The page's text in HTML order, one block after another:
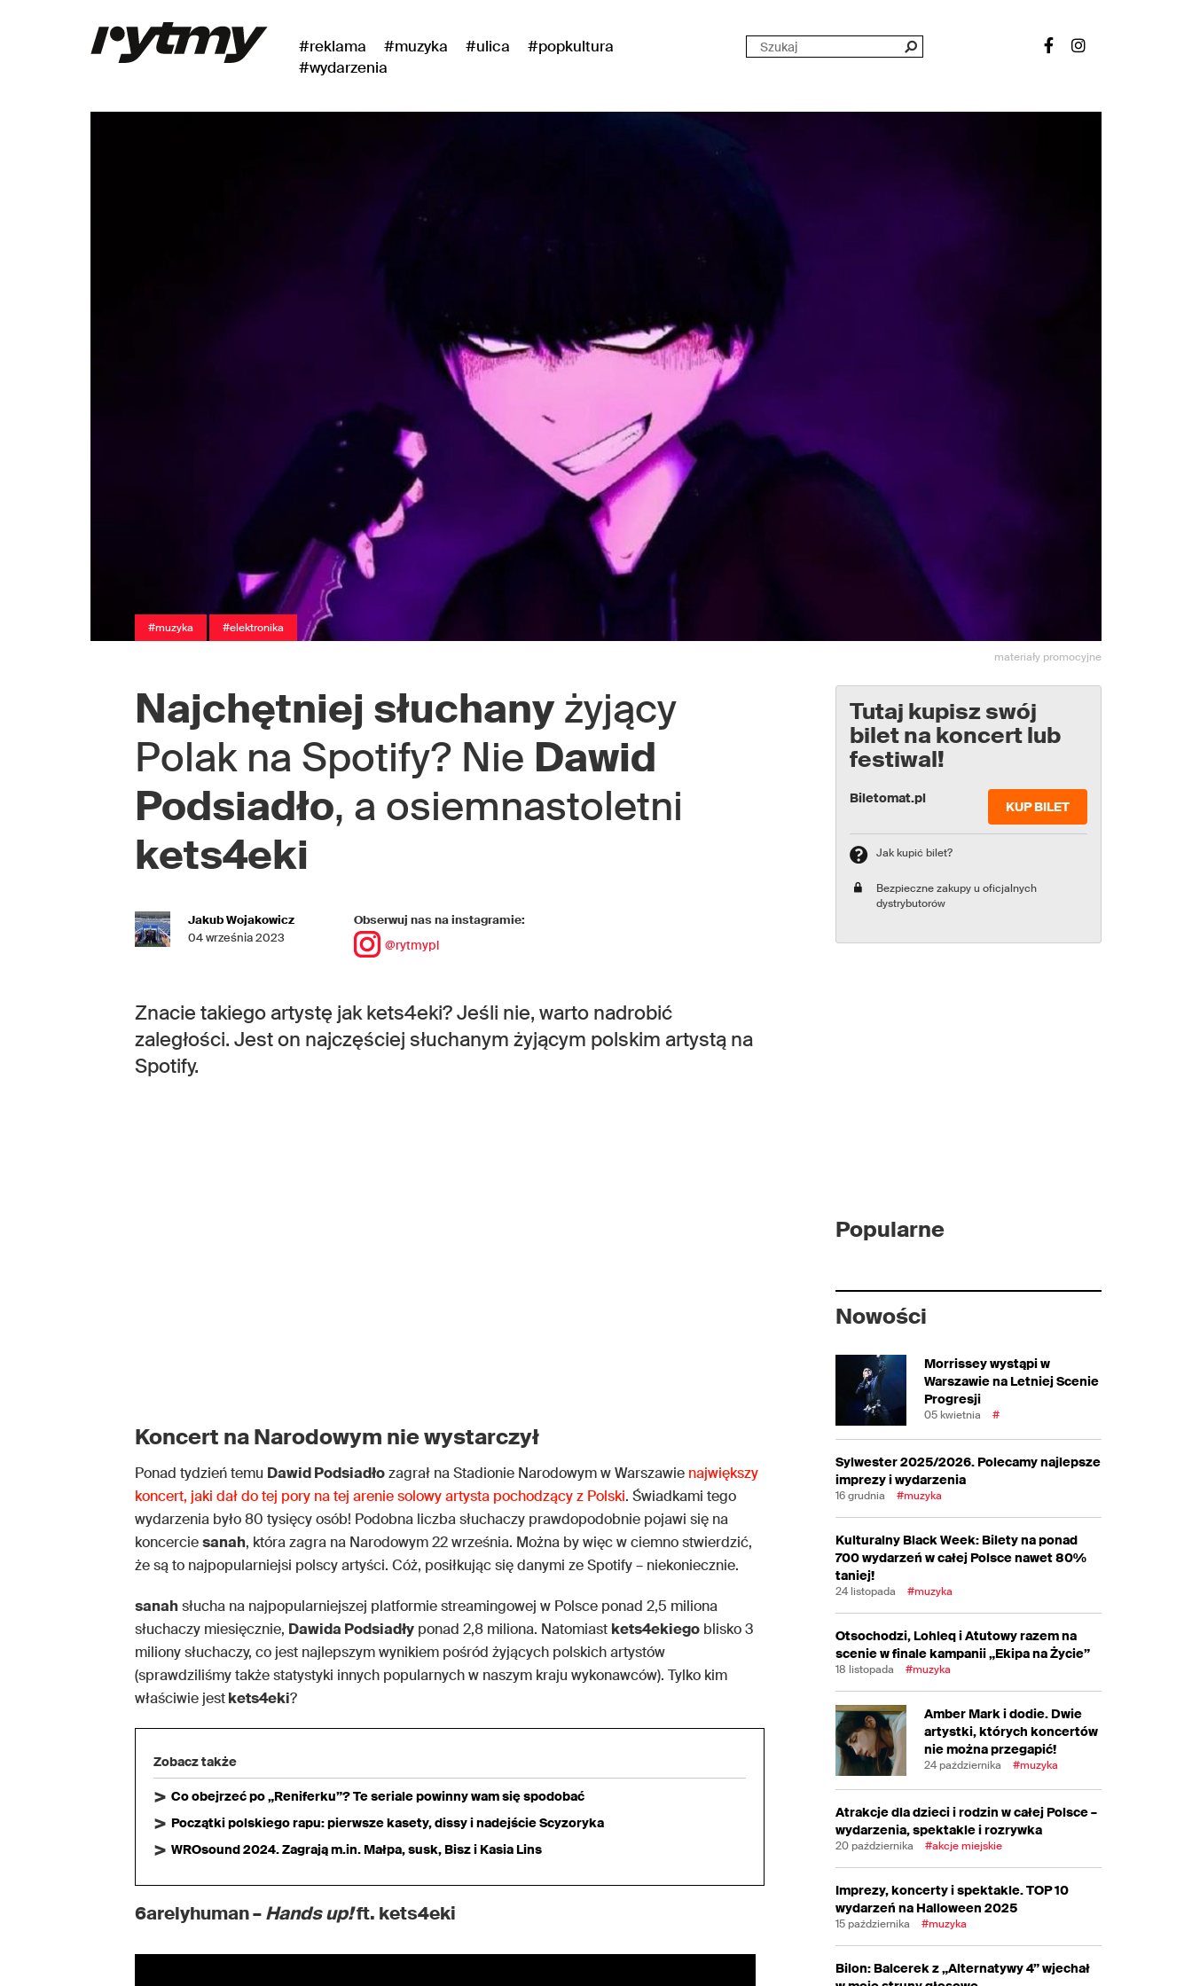
#reklama #muzyka #ulica
#popkultura
#wydarzenia
#muzyka #elektronika
materiały promocyjne
Najchętniej słuchanyżyjący
Polak na Spotify? Nie Dawid
Podsiadło, a osiemnastoletni
kets4eki
Jakub Wojakowicz
04 września 2023
Obserwuj nas na instagramie:
@rytmypl
Znacie takiego artystę jak kets4eki? Jeśli nie, warto nadrobić
zaległości. Jest on najczęściej słuchanym żyjącym polskim artystą na
Spotify.
Koncert na Narodowym nie wystarczył
Ponad tydzień temu Dawid Podsiadłozagrał na Stadionie Narodowym w Warszawie największy
koncert, jaki dał do tej pory na tej arenie solowy artysta pochodzący z Polski. Świadkami tego
wydarzenia było 80 tysięcy osób! Podobna liczba słuchaczy prawdopodobnie pojawi się na
koncerciesanah, która zagra na Narodowym 22 września. Można by więc w ciemno stwierdzić,
że są to najpopularniejsi polscy artyści. Cóż, posiłkując się danymi ze Spotify – niekoniecznie.
sanahsłucha na najpopularniejszej platformie streamingowej w Polsce ponad 2,5 miliona
słuchaczy miesięcznie, Dawida Podsiadły ponad 2,8 miliona. Natomiast kets4ekiego blisko 3
miliony słuchaczy, co jest najlepszym wynikiem pośród żyjących polskich artystów
(sprawdziliśmy także statystyki innych popularnych w naszym kraju wykonawców). Tylko kim
właściwie jestkets4eki?
Zobacz także
Co obejrzeć po „Reniferku”? Te seriale powinny wam się spodobać
Początki polskiego rapu: pierwsze kasety, dissy i nadejście Scyzoryka
WROsound 2024. Zagrają m.in. Małpa, susk, Bisz i Kasia Lins
6arelyhuman –Hands up!ft. kets4eki
Tutaj kupisz swój
bilet na koncert lub
festiwal!
Biletomat.pl
KUP BILET
Jak kupić bilet?
Bezpieczne zakupy u oficjalnych
dystrybutorów
Popularne
Nowości
Morrissey wystąpi w
Warszawie na Letniej Scenie
Progresji
05 kwietnia #
Sylwester 2025/2026. Polecamy najlepsze
imprezy i wydarzenia
16 grudnia #muzyka
Kulturalny Black Week: Bilety na ponad
700 wydarzeń w całej Polsce nawet 80%
taniej!
24 listopada #muzyka
Otsochodzi, Lohleq i Atutowy razem na
scenie w finale kampanii „Ekipa na Życie”
18 listopada #muzyka
Amber Mark i dodie. Dwie
artystki, których koncertów
nie można przegapić!
24 października #muzyka
Atrakcje dla dzieci i rodzin w całej Polsce –
wydarzenia, spektakle i rozrywka
20 października #akcje miejskie
Imprezy, koncerty i spektakle. TOP 10
wydarzeń na Halloween 2025
15 października #muzyka
Bilon: Balcerek z „Alternatywy 4” wjechał